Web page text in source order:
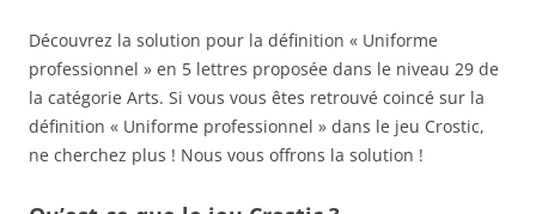
Découvrez la solution pour la définition « Uniforme
professionnel » en 5 lettres proposée dans le niveau 29 de
la catégorie Arts. Si vous vous êtes retrouvé coincé sur la
définition « Uniforme professionnel » dans le jeu Crostic,
ne cherchez plus ! Nous vous offrons la solution !